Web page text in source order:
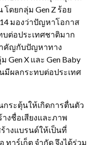
ดยกลุ่ม Gen Z ร้อย
มองว่าปัญหาโอกาส
ต่อประเทศชาติมาก
คัญกับปัญหาทาง
X และ Gen Baby
มีผลกระทบต่อประเทศ
กระตุ้นให้เกิดการตื่นตัว
งชื่อเสียงและภาพ
างแบรนด์ให้เป็นที่
าร์เก็ต จำกัด จึงได้ร่วม